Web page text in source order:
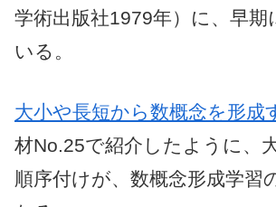
学術出版社1979年）に、早期
いる。
大小や長短から数概念を形成
材No.25で紹介したように、
順序付けが、数概念形成学習